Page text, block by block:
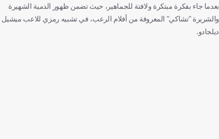
بعدما جاء بفكرة مبتكرة ولافتة للجماهير، حيث تضمن ظهور الدمية الشهيرة
والشريرة "تشاكي" المعروفة من أفلام الرعب، في تشبيه رمزي للاعب ميشيل
ديلجادو.